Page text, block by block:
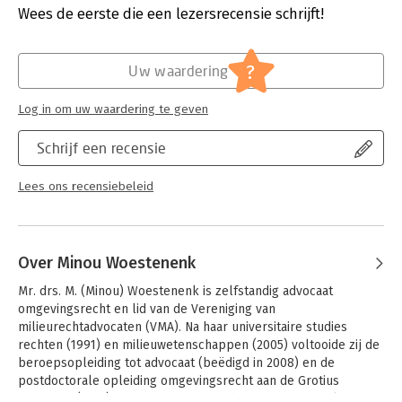
Verschijningsdatum:
6-11-2020
Omgevingsrecht
Wees de eerste die een lezersrecensie schrijft!
Schrijf een recensie
Lees ons recensiebeleid
Uw waardering ?
Log in om uw waardering te geven
Over Minou Woestenenk
Mr. drs. M. (Minou) Woestenenk is zelfstandig advocaat
omgevingsrecht en lid van de Vereniging van
milieurechtadvocaten (VMA). Na haar universitaire studies
rechten (1991) en milieuwetenschappen (2005) voltooide zij de
beroepsopleiding tot advocaat (beëdigd in 2008) en de
postdoctorale opleiding omgevingsrecht aan de Grotius